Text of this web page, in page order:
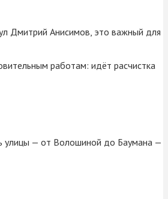
Дмитрий Анисимов, это важный для
работам: идёт расчистка
улицы — от Волошиной до Баумана —